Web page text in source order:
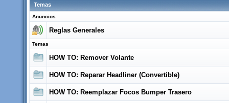
Temas
Anuncios
Reglas Generales
Temas
HOW TO: Remover Volante
HOW TO: Reparar Headliner (Convertible)
HOW TO: Reemplazar Focos Bumper Trasero